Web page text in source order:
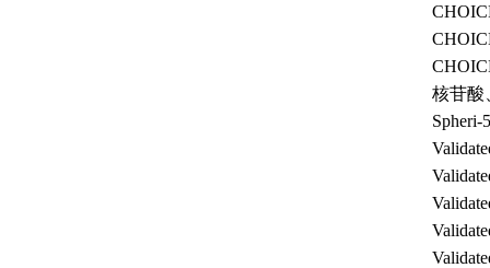
核苷酸